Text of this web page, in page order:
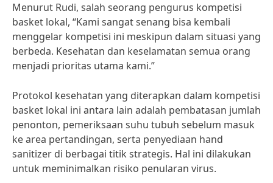
Menurut Rudi, salah seorang pengurus kompetisi
basket lokal, “Kami sangat senang bisa kembali
menggelar kompetisi ini meskipun dalam situasi yang
berbeda. Kesehatan dan keselamatan semua orang
menjadi prioritas utama kami.”
Protokol kesehatan yang diterapkan dalam kompetisi
basket lokal ini antara lain adalah pembatasan jumlah
penonton, pemeriksaan suhu tubuh sebelum masuk
ke area pertandingan, serta penyediaan hand
sanitizer di berbagai titik strategis. Hal ini dilakukan
untuk meminimalkan risiko penularan virus.